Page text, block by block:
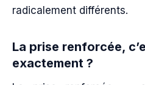
radicalement différents.
La prise renforcée,
exactement ?